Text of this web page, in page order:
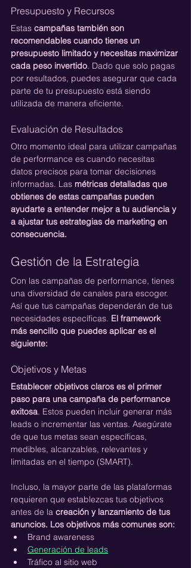
Presupuesto y Recursos
Estas campañas también son
recomendables cuando tienes un
presupuesto limitado y necesitas maximizar
cada peso invertido. Dado que solo pagas
por resultados, puedes asegurar que cada
parte de tu presupuesto está siendo
utilizada de manera eficiente.
Evaluación de Resultados
Otro momento ideal para utilizar campañas
de performance es cuando necesitas
datos precisos para tomar decisiones
informadas. Las métricas detalladas que
obtienes de estas campañas pueden
ayudarte a entender mejor a tu audiencia y
a ajustar tus estrategias de marketing en
consecuencia.
Gestión de la Estrategia
Con las campañas de performance, tienes
una diversidad de canales para escoger.
Así que tus campañas dependerán de tus
necesidades específicas. El framework
más sencillo que puedes aplicar es el
siguiente:
Objetivos y Metas
Establecer objetivos claros es el primer
paso para una campaña de performance
exitosa. Estos pueden incluir generar más
leads o incrementar las ventas. Asegúrate
de que tus metas sean específicas,
medibles, alcanzables, relevantes y
limitadas en el tiempo (SMART).
Incluso, la mayor parte de las plataformas
requieren que establezcas tus objetivos
antes de la creación y lanzamiento de tus
anuncios. Los objetivos más comunes son:
Brand awareness
Generación de leads
Tráfico al sitio web